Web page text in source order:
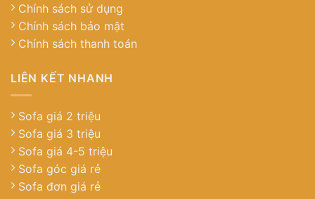
Chính sách sử dụng
Chính sách bảo mật
Chính sách thanh toán
LIÊN KẾT NHANH
Sofa giá 2 triệu
Sofa giá 3 triệu
Sofa giá 4-5 triệu
Sofa góc giá rẻ
Sofa đơn giá rẻ